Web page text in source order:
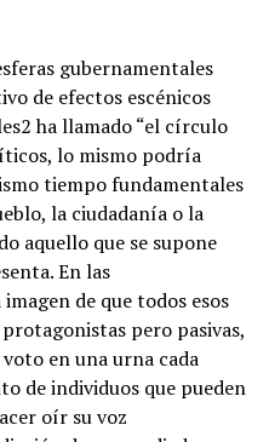
gubernamentales
de efectos escénicos
ha llamado “el círculo
lo mismo podría
tiempo fundamentales
la ciudadanía o la
aquello que se supone
En las
de que todos esos
pero pasivas,
en una urna cada
de individuos que pueden
oír su voz